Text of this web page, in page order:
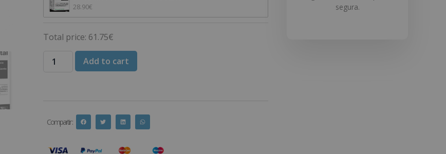
28.90€
Total price: 61.75€
Add to cart
Compartir :
segura.